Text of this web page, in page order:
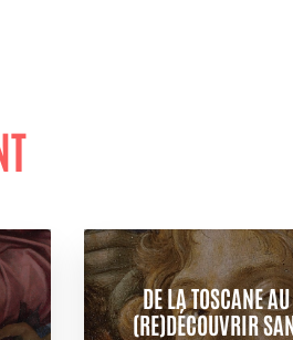
DE LA TOSCANE
(RE)DÉCOUVRIR